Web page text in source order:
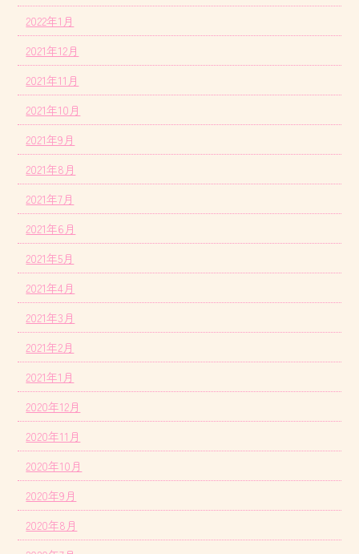
2022年1月
2021年12月
2021年11月
2021年10月
2021年9月
2021年8月
2021年7月
2021年6月
2021年5月
2021年4月
2021年3月
2021年2月
2021年1月
2020年12月
2020年11月
2020年10月
2020年9月
2020年8月